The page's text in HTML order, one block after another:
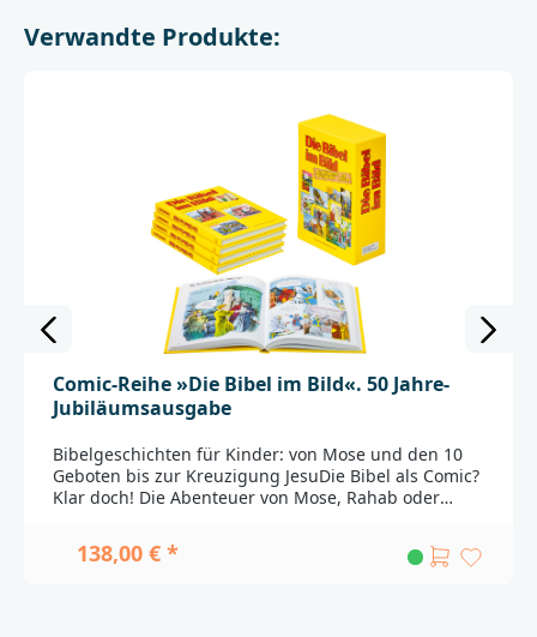
Verwandte Produkte:
Comic-Reihe »Die Bibel im Bild«. 50 Jahre-
Jubiläumsausgabe
Bibelgeschichten für Kinder: von Mose und den 10
Geboten bis zur Kreuzigung JesuDie Bibel als Comic?
Klar doch! Die Abenteuer von Mose, Rahab oder
Geschichten, die durch die tolle grafische
Umsetzung einen ersten Zugang zur Bibel
138,00 € *